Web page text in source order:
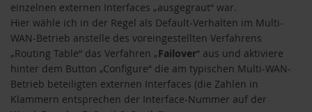
einzelnen externen Interfaces „ausgegraut“ war.
Hier wähle ich in der Regel als Default-Verhalten im Multi-
WAN-Betrieb anstelle des voreingestellten Verfahrens
„Routing Table“ das Verfahren „Failover“ aus und aktiviere
hinter dem Button „Configure“ die am typischen Multi-WAN-
Betrieb beteiligten externen Interfaces (die Zahlen in
Klammern entsprechen der Interface-Nummer auf der